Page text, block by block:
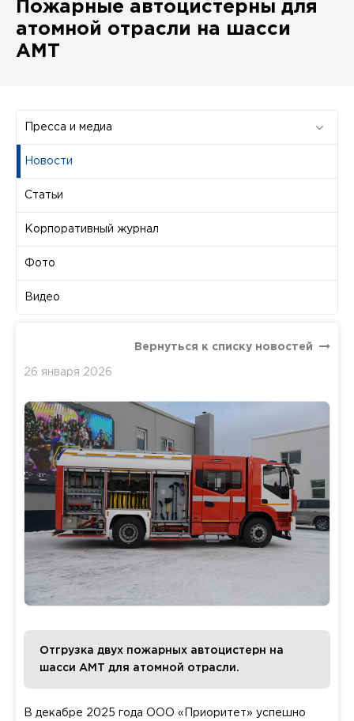
Пожарные автоцистерны для
атомной отрасли на шасси
АМТ
Пресса и медиа
Новости
Статьи
Корпоративный журнал
Фото
Видео
26 января 2026
Вернуться к списку новостей
Отгрузка двух пожарных автоцистерн на
шасси АМТ для атомной отрасли.
В декабре 2025 года ООО «Приоритет» успешно